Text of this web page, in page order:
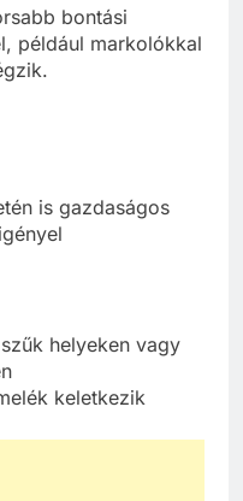
bontási
például markolókkal
is gazdaságos
helyeken vagy
keletkezik